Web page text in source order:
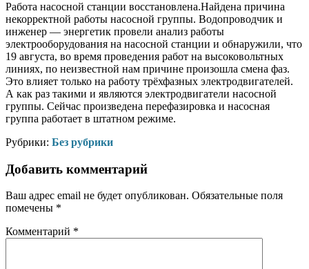
Работа насосной станции восстановлена.Найдена причина
некорректной работы насосной группы. Водопроводчик и
инженер — энергетик провели анализ работы
электрооборудования на насосной станции и обнаружили, что
19 августа, во время проведения работ на высоковольтных
линиях, по неизвестной нам причине произошла смена фаз.
Это влияет только на работу трёхфазных электродвигателей.
А как раз такими и являются электродвигатели насосной
группы. Сейчас произведена перефазировка и насосная
группа работает в штатном режиме.
Рубрики: Без рубрики
Добавить комментарий
Ваш адрес email не будет опубликован. Обязательные поля
помечены *
Комментарий *